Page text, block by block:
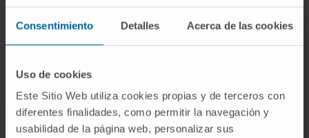
Consentimiento Detalles Acerca de las cookies
Uso de cookies
Este Sitio Web utiliza cookies propias y de terceros con
diferentes finalidades, como permitir la navegación y
usabilidad de la página web, personalizar sus
Campus de la Universidad de Navarra
Portal de Transparencia
ENFERMEDADES